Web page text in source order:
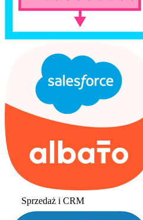
Sprzedaż i CRM